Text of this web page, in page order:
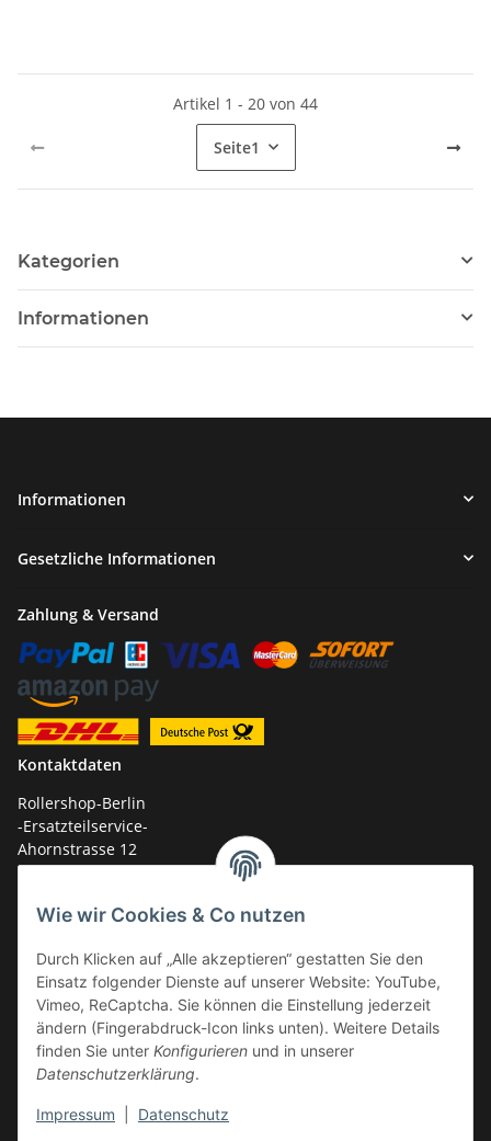
Wie wir Cookies & Co nutzen
Durch Klicken auf „Alle akzeptieren“ gestatten Sie den
Einsatz folgender Dienste auf unserer Website: YouTube,
Vimeo, ReCaptcha. Sie können die Einstellung jederzeit
ändern (Fingerabdruck-Icon links unten). Weitere Details
finden Sie unter Konfigurieren und in unserer
Datenschutzerklärung.
Impressum Datenschutz
Artikel 1 - 20 von 44
Seite1
Kategorien
Informationen
Informationen
Gesetzliche Informationen
Zahlung & Versand
Kontaktdaten
Rollershop-Berlin
-Ersatzteilservice-
Ahornstrasse 12
14959 Trebbin
Tel.: +49 (0)33731-289 975 (10-17 Uhr)